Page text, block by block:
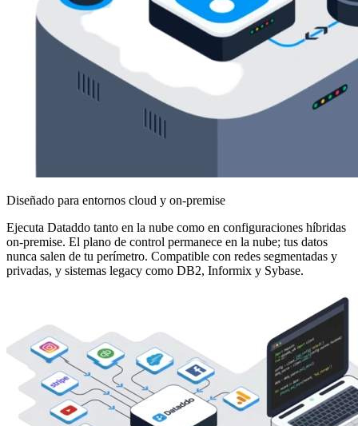
Diseñado para entornos cloud y on-premise
Ejecuta Dataddo tanto en la nube como en configuraciones híbridas
on-premise. El plano de control permanece en la nube; tus datos
nunca salen de tu perímetro. Compatible con redes segmentadas y
privadas, y sistemas legacy como DB2, Informix y Sybase.